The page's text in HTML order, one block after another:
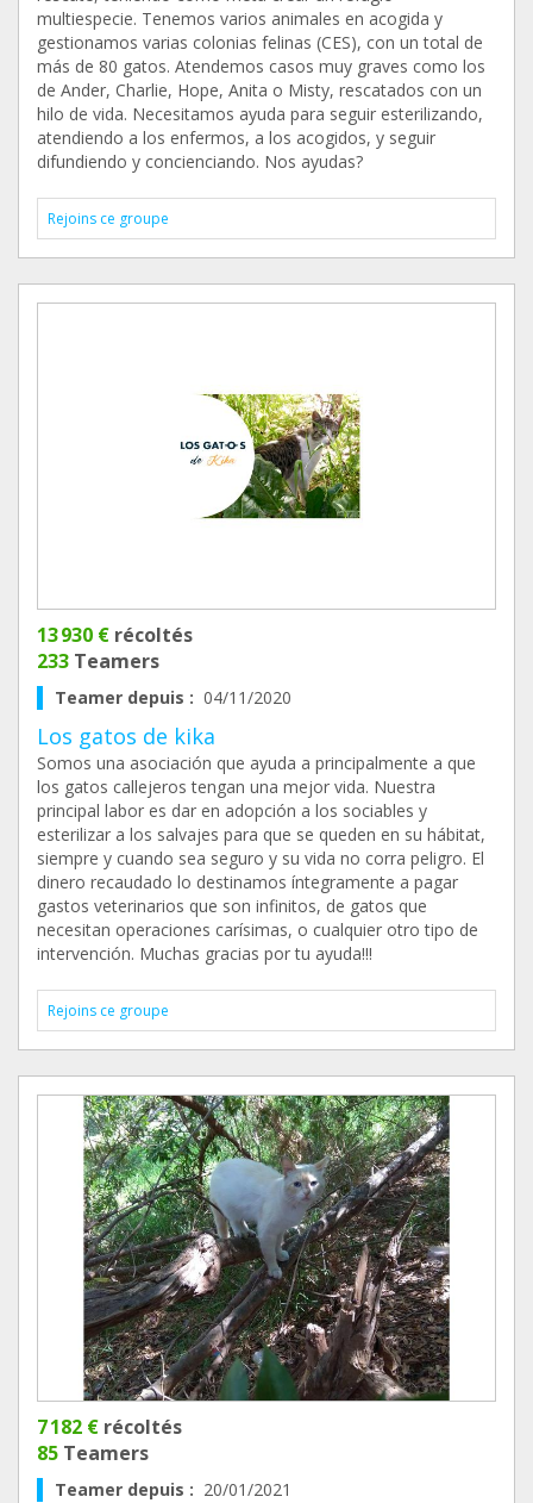
multiespecie. Tenemos varios animales en acogida y
gestionamos varias colonias felinas (CES), con un total de
más de 80 gatos. Atendemos casos muy graves como los
de Ander, Charlie, Hope, Anita o Misty, rescatados con un
hilo de vida. Necesitamos ayuda para seguir esterilizando,
atendiendo a los enfermos, a los acogidos, y seguir
difundiendo y concienciando. Nos ayudas?
Rejoins ce groupe
13 930 € récoltés
233 Teamers
Teamer depuis : 04/11/2020
Los gatos de kika
Somos una asociación que ayuda a principalmente a que
los gatos callejeros tengan una mejor vida. Nuestra
principal labor es dar en adopción a los sociables y
esterilizar a los salvajes para que se queden en su hábitat,
siempre y cuando sea seguro y su vida no corra peligro. El
dinero recaudado lo destinamos íntegramente a pagar
gastos veterinarios que son infinitos, de gatos que
necesitan operaciones carísimas, o cualquier otro tipo de
intervención. Muchas gracias por tu ayuda!!!
Rejoins ce groupe
7 182 € récoltés
85 Teamers
Teamer depuis : 20/01/2021